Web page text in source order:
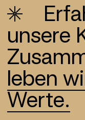
unsere
leben
Werte.